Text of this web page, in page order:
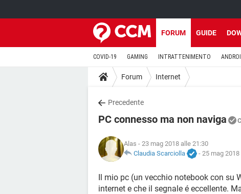
FORUM GUIDE
COVID-19 GAMING INTRATTENIMENTO
Forum Internet
Precedente
PC connesso ma non naviga
Alas - 23 mag 2018 alle 21:30
Claudia Scarciolla
- 25 mag
Il mio pc (un vecchio notebook con su
internet e che il segnale é eccellente.